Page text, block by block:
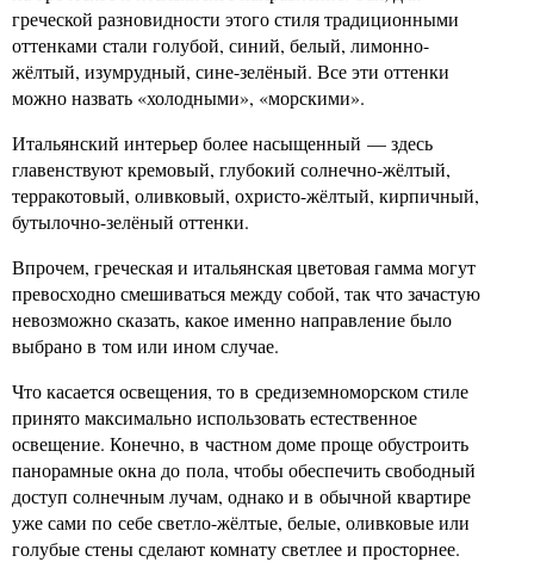
греческой разновидности этого стиля традиционными
оттенками стали голубой, синий, белый, лимонно-
жёлтый, изумрудный, сине-зелёный. Все эти оттенки
можно назвать «холодными», «морскими».
Итальянский интерьер более насыщенный — здесь
главенствуют кремовый, глубокий солнечно-жёлтый,
терракотовый, оливковый, охристо-жёлтый, кирпичный,
бутылочно-зелёный оттенки.
Впрочем, греческая и итальянская цветовая гамма могут
превосходно смешиваться между собой, так что зачастую
невозможно сказать, какое именно направление было
выбрано в том или ином случае.
Что касается освещения, то в средиземноморском стиле
принято максимально использовать естественное
освещение. Конечно, в частном доме проще обустроить
панорамные окна до пола, чтобы обеспечить свободный
доступ солнечным лучам, однако и в обычной квартире
уже сами по себе светло-жёлтые, белые, оливковые или
голубые стены сделают комнату светлее и просторнее.